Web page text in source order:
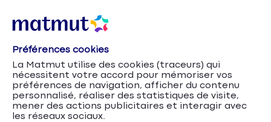
Préférences cookies
La Matmut utilise des cookies (traceurs) qui
nécessitent votre accord pour mémoriser vos
préférences de navigation, afficher du contenu
personnalisé, réaliser des statistiques de visite,
mener des actions publicitaires et interagir avec
les réseaux sociaux.